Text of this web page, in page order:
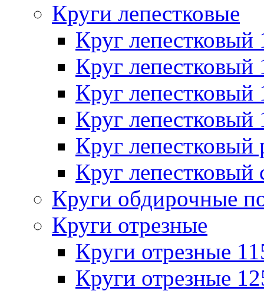
Круги лепестковые
Круг
Круг
Круг
Круг
Круг лепестковый
Круг лепестковый
Круги обдирочные
Круги отрезные
Круги отрезные
Круги отрезные